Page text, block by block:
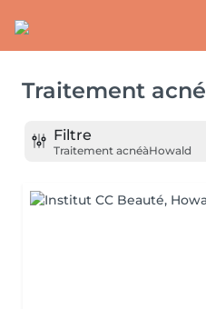
Traitement acné
Filtre
Traitement acnéàHowald